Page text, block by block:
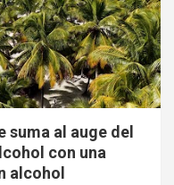
suma al auge del
con una
alcohol